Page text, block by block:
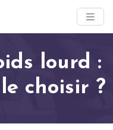
lourd :
choisir ?